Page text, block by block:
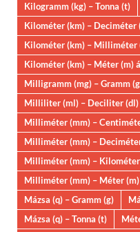
Kilogramm (kg) – Tonna (t)
Kilométer (km) – Deciméter
Kilométer (km) – Milliméter
Kilométer (km) – Méter (m)
Milligramm (mg) – Gramm
Milliliter (ml) – Deciliter (dl)
Milliméter (mm) –
Milliméter (mm) –
Milliméter (mm) –
Milliméter (mm) – Méter (m)
Mázsa (q) – Gramm (g)
Mázsa (q) – Tonna (t)